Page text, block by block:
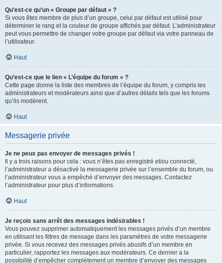
Qu’est-ce qu’un « Groupe par défaut » ?
Si vous êtes membre de plus d’un groupe, celui par défaut est utilisé pour
déterminer le rang et la couleur de groupe affichés par défaut. L’administrateur
peut vous permettre de changer votre groupe par défaut via votre panneau de
l’utilisateur.
Haut
Qu’est-ce que le lien « L’équipe du forum » ?
Cette page donne la liste des membres de l’équipe du forum, y compris les
administrateurs et modérateurs ainsi que d’autres détails tels que les forums
qu’ils modèrent.
Haut
Messagerie privée
Je ne peux pas envoyer de messages privés !
Il y a trois raisons pour cela : vous n’êtes pas enregistré et/ou connecté,
l’administrateur a désactivé la messagerie privée sur l’ensemble du forum, ou
l’administrateur vous a empêché d’envoyer des messages. Contactez
l’administrateur pour plus d’informations.
Haut
Je reçois sans arrêt des messages indésirables !
Vous pouvez supprimer automatiquement les messages privés d’un membre
en utilisant les filtres de message dans les paramètres de votre messagerie
privée. Si vous recevez des messages privés abusifs d’un membre en
particulier, rapportez les messages aux modérateurs. Ce dernier a la
possibilité d’empêcher complètement un membre d’envoyer des messages